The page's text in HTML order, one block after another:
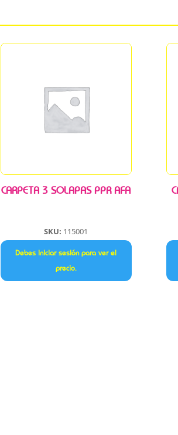
CARPETA 3 SOLAPAS PPR AFA
SKU: 115001
Debes iniciar sesión para ver el
precio.